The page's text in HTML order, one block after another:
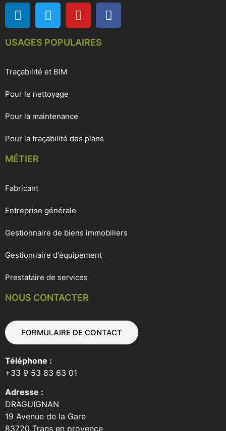
USAGES POPULAIRES
Traçabilité et BIM
Pour le nettoyage
Pour la maintenance
Pour la traçabilité des plans
MÉTIER
Fabricant
Entreprise générale
Gestionnaire de biens immobiliers
Gestionnaire d'équipement
Prestataire de services
NOUS CONTACTER
FORMULAIRE DE CONTACT
Téléphone :
+33 9 53 83 63 01
Adresse :
DRAGUIGNAN
19 Avenue de la Gare
83720 Trans en provence